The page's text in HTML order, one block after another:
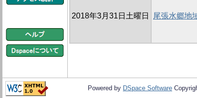
2018年3月31日土曜日 尾張水郷地
Powered by DSpace Software